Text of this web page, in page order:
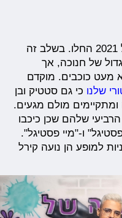
הפניות לאמני ישראל עבור פסטיגל 2021 החלו. בשלב זה
של חנוכה, אך
מעט כוכבים. מוקדם
שלנו כי גם סטטיק ובן
מולם מגעים.
שלהם שכן כיכבו
"סטורי של פסטיגל" ו-"מיי פסטיגל".
למופע הן נועה קירל